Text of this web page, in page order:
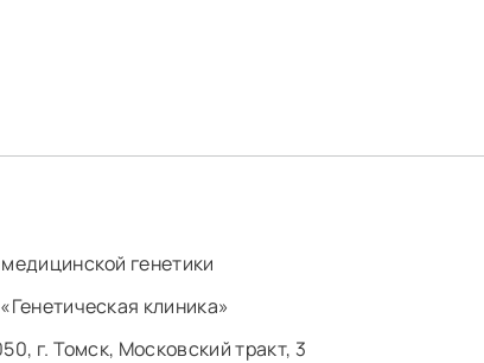
генетики
клиника»
г. Томск, Московский тракт, 3